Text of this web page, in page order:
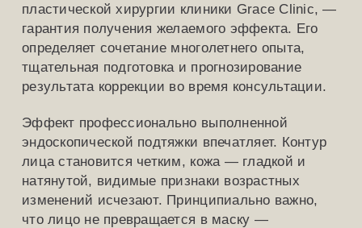
пластической хирургии клиники Grace Clinic, —
гарантия получения желаемого эффекта. Его
определяет сочетание многолетнего опыта,
тщательная подготовка и прогнозирование
результата коррекции во время консультации.
Эффект профессионально выполненной
эндоскопической подтяжки впечатляет. Контур
лица становится четким, кожа — гладкой и
натянутой, видимые признаки возрастных
изменений исчезают. Принципиально важно,
что лицо не превращается в маску —